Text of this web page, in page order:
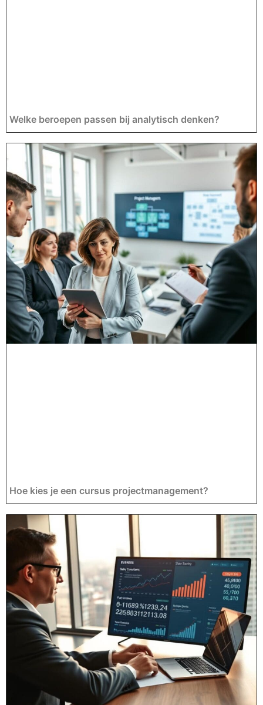
Welke beroepen passen bij analytisch denken?
Hoe kies je een cursus projectmanagement?